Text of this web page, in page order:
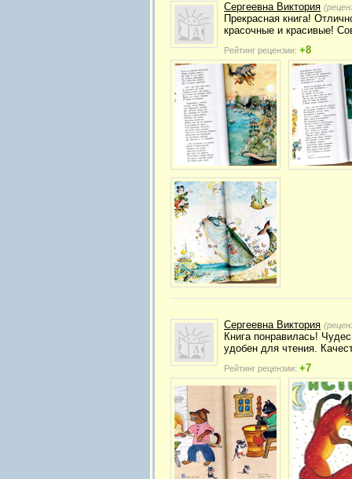
Сергеевна Виктория
Прекрасная книга!
красочные и красивые!
Рейтинг рецензии: +8
Сергеевна Виктория
Книга понравилась!
удобен для чтения.
Рейтинг рецензии: +7